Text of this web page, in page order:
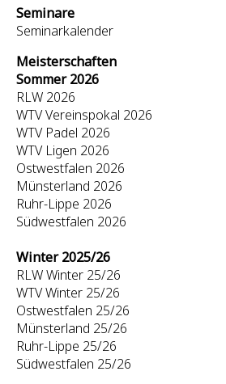
Seminare
Seminarkalender
Meisterschaften
Sommer 2026
RLW 2026
WTV Vereinspokal 2026
WTV Padel 2026
WTV Ligen 2026
Ostwestfalen 2026
Münsterland 2026
Ruhr-Lippe 2026
Südwestfalen 2026
Winter 2025/26
RLW Winter 25/26
WTV Winter 25/26
Ostwestfalen 25/26
Münsterland 25/26
Ruhr-Lippe 25/26
Südwestfalen 25/26